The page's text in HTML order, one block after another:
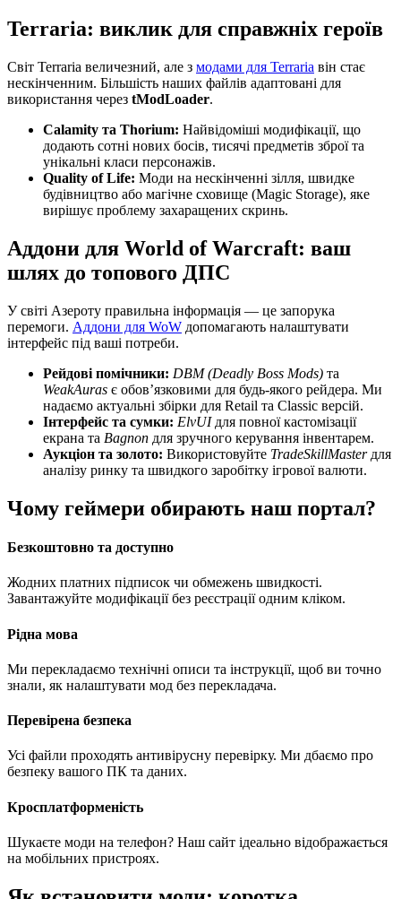
Terraria: виклик для справжніх героїв
Світ Terraria величезний, але з модами для Terraria він стає
нескінченним. Більшість наших файлів адаптовані для
використання через tModLoader.
Calamity та Thorium: Найвідоміші модифікації, що
додають сотні нових босів, тисячі предметів зброї та
унікальні класи персонажів.
Quality of Life: Моди на нескінченні зілля, швидке
будівництво або магічне сховище (Magic Storage), яке
вирішує проблему захаращених скринь.
Аддони для World of Warcraft: ваш
шлях до топового ДПС
У світі Азероту правильна інформація — це запорука
перемоги. Аддони для WoW допомагають налаштувати
інтерфейс під ваші потреби.
Рейдові помічники: DBM (Deadly Boss Mods) та
WeakAuras є обов’язковими для будь-якого рейдера. Ми
надаємо актуальні збірки для Retail та Classic версій.
Інтерфейс та сумки: ElvUIдля повної кастомізації
екрана та Bagnon для зручного керування інвентарем.
Аукціон та золото: Використовуйте TradeSkillMasterдля
аналізу ринку та швидкого заробітку ігрової валюти.
Чому геймери обирають наш портал?
Безкоштовно та доступно
Жодних платних підписок чи обмежень швидкості.
Завантажуйте модифікації без реєстрації одним кліком.
Рідна мова
Ми перекладаємо технічні описи та інструкції, щоб ви точно
знали, як налаштувати мод без перекладача.
Перевірена безпека
Усі файли проходять антивірусну перевірку. Ми дбаємо про
безпеку вашого ПК та даних.
Кросплатформеність
Шукаєте моди на телефон? Наш сайт ідеально відображається
на мобільних пристроях.